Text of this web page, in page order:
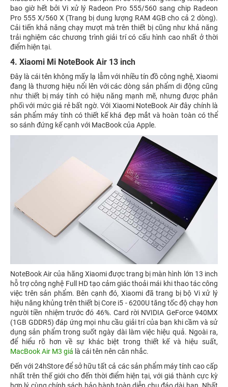
bao giờ hết bởi Vi xử lý Radeon Pro 555/560 sang chip Radeon
Pro 555 X/560 X (Trang bị dung lượng RAM 4GB cho cả 2 dòng).
Cải tiến khả năng chạy mượt mà trên thiết bị cũng như khả năng
trải nghiệm các chương trình giải trí có cấu hình cao nhất ở thời
điểm hiện tại.
4. Xiaomi Mi NoteBook Air 13 inch
Đây là cái tên không mấy lạ lẫm với nhiều tín đồ công nghệ, Xiaomi
đang là thương hiệu nổi lên với các dòng sản phẩm di động cũng
như thiết bị máy tính có hiệu năng mạnh mẽ, nhưng được phân
phối với mức giá rẻ bất ngờ. Với Xiaomi NoteBook Air đây chính là
sản phẩm máy tính có thiết kế khá đẹp mắt và hoàn toàn có thể
so sánh đứng kế cạnh với MacBook của Apple.
NoteBook Air của hãng Xiaomi được trang bị màn hình lớn 13 inch
hỗ trợ công nghệ Full HD tạo cảm giác thoải mái khi thao tác công
việc trên sản phẩm. Bên cạnh đó, Xiaomi đã trang bị bộ Vi xử lý
hiệu năng khủng trên thiết bị Core i5 - 6200U tăng tốc độ chạy hơn
người tiền nhiệm trước đó 46%. Card rời NVIDIA GeForce 940MX
(1GB GDDR5) đáp ứng mọi nhu cầu giải trí của bạn khi cầm và sử
dụng sản phẩm trong suốt ngày dài làm việc hiệu quả. Ngoài ra,
để hiểu rõ hơn về sự khác biệt trong thiết kế và hiệu suất,
MacBook Air M3 giá là cái tên nên cân nhắc.
Đến với 24hStore để sở hữu tất cả các sản phẩm máy tính cao cấp
nhất trên thế giới cho đến thời điểm hiện tại, với giá thành cực kỳ